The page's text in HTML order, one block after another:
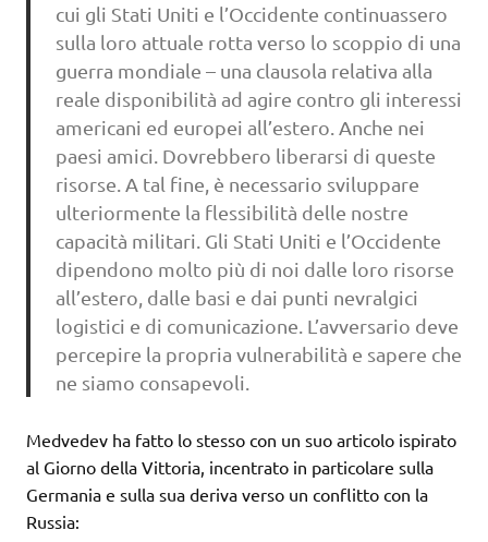
cui gli Stati Uniti e l’Occidente continuassero
sulla loro attuale rotta verso lo scoppio di una
guerra mondiale – una clausola relativa alla
reale disponibilità ad agire contro gli interessi
americani ed europei all’estero. Anche nei
paesi amici. Dovrebbero liberarsi di queste
risorse. A tal fine, è necessario sviluppare
ulteriormente la flessibilità delle nostre
capacità militari. Gli Stati Uniti e l’Occidente
dipendono molto più di noi dalle loro risorse
all’estero, dalle basi e dai punti nevralgici
logistici e di comunicazione. L’avversario deve
percepire la propria vulnerabilità e sapere che
ne siamo consapevoli.
Medvedev ha fatto lo stesso con un suo articolo ispirato
al Giorno della Vittoria, incentrato in particolare sulla
Germania e sulla sua deriva verso un conflitto con la
Russia: